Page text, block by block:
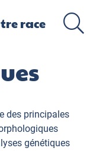
des principales
génétiques